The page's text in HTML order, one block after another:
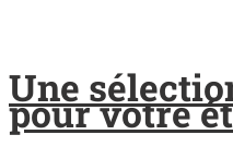
Une
pour votre